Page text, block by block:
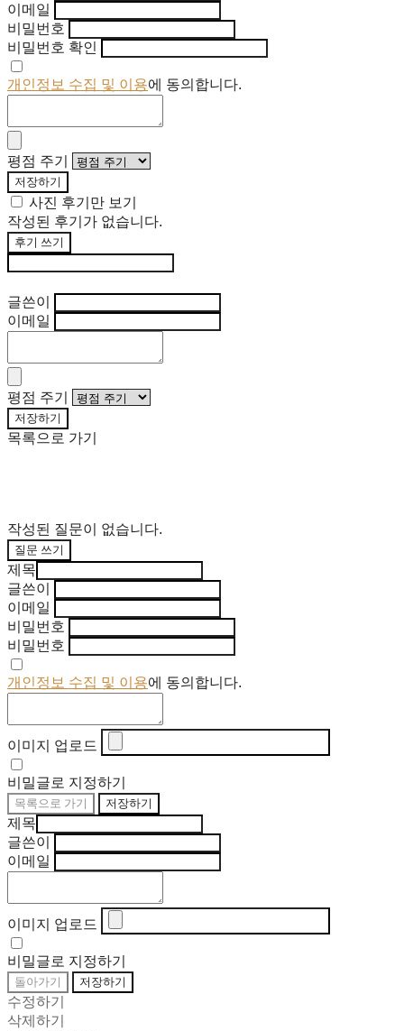
이메일
비밀번호
비밀번호 확인
개인정보 수집 및 이용에 동의합니다.
평점 주기
저장하기
사진 후기만 보기
작성된 후기가 없습니다.
후기 쓰기
글쓴이
이메일
평점 주기
저장하기
목록으로 가기
작성된 질문이 없습니다.
질문 쓰기
제목
글쓴이
이메일
비밀번호
비밀번호
개인정보 수집 및 이용에 동의합니다.
이미지 업로드
비밀글로 지정하기
목록으로 가기 저장하기
제목
글쓴이
이메일
이미지 업로드
비밀글로 지정하기
돌아가기 저장하기
수정하기
삭제하기